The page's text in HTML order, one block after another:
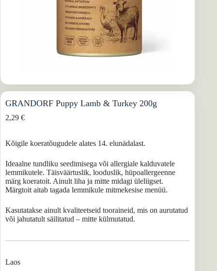
GRANDORF Puppy Lamb & Turkey 200g
2,29 €
Kõigile koeratõugudele alates 14. elunädalast.
Ideaalne tundliku seedimisega või allergiale kalduvatele
lemmikutele. Täisväärtuslik, looduslik, hüpoallergeenne
märg koeratoit. Ainult liha ja mitte midagi üleliigset.
Märgtoit aitab tagada lemmikule mitmekesise menüü.
Kasutatakse ainult kvaliteetseid tooraineid, mis on aurutatud
või jahutatult säilitatud – mitte külmutatud.
Laos